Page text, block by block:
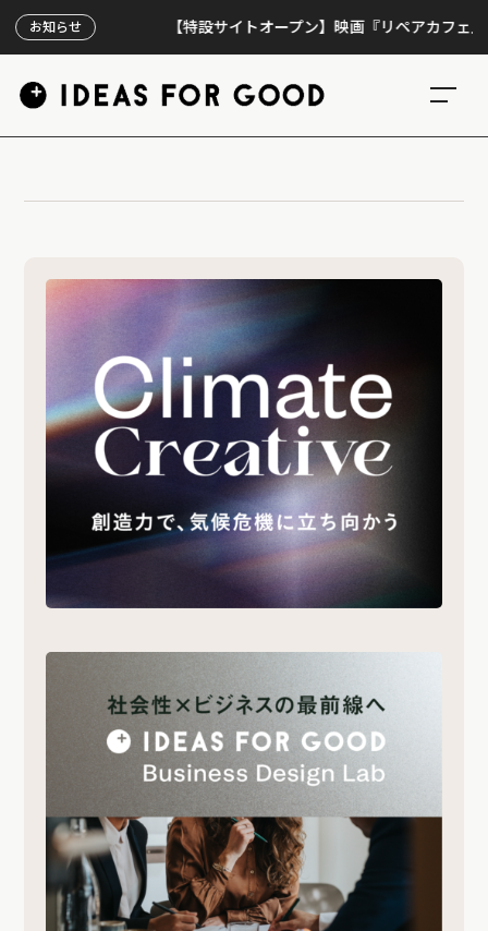
お知らせ 【特設サイトオープン】映画『リペアカフェ』、